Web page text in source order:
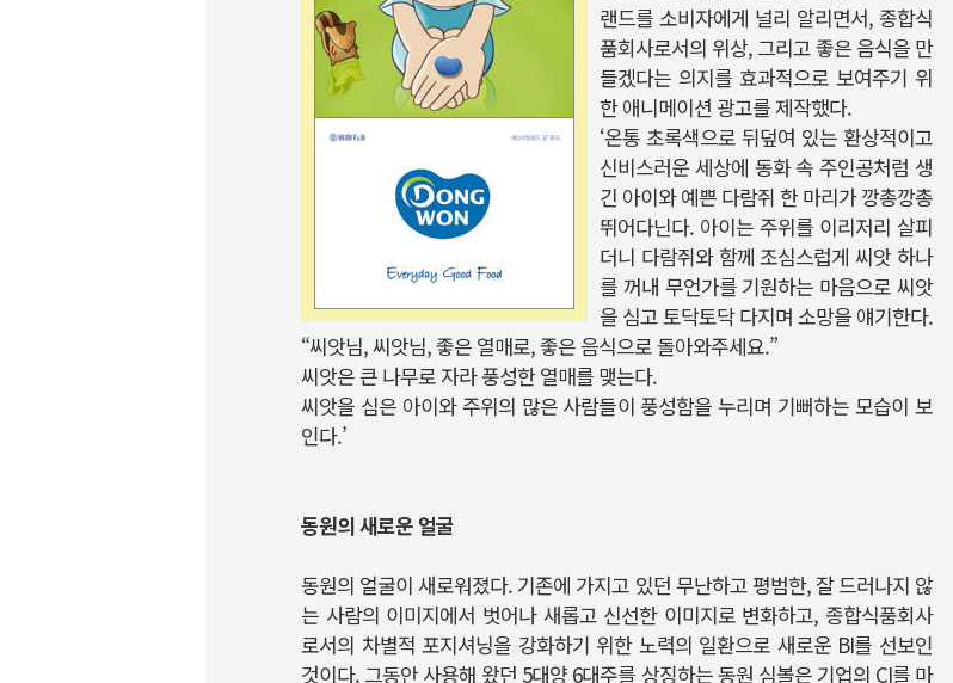
랜드를 소비자에게 널리 알리면서, 종합식
품회사로서의 위상, 그리고 좋은 음식을 만
들겠다는 의지를 효과적으로 보여주기 위
한 애니메이션 광고를 제작했다.
‘온통 초록색으로 뒤덮여 있는 환상적이고
신비스러운 세상에 동화 속 주인공처럼 생
긴 아이와 예쁜 다람쥐 한 마리가 깡총깡총
뛰어다닌다. 아이는 주위를 이리저리 살피
더니 다람쥐와 함께 조심스럽게 씨앗 하나
를 꺼내 무언가를 기원하는 마음으로 씨앗
을 심고 토닥토닥 다지며 소망을 얘기한다.
“씨앗님, 씨앗님, 좋은 열매로, 좋은 음식으로 돌아와주세요.”
씨앗은 큰 나무로 자라 풍성한 열매를 맺는다.
씨앗을 심은 아이와 주위의 많은 사람들이 풍성함을 누리며 기뻐하는 모습이 보
인다.’
동원의 새로운 얼굴
동원의 얼굴이 새로워졌다. 기존에 가지고 있던 무난하고 평범한, 잘 드러나지 않
는 사람의 이미지에서 벗어나 새롭고 신선한 이미지로 변화하고, 종합식품회사
로서의 차별적 포지셔닝을 강화하기 위한 노력의 일환으로 새로운 BI를 선보인
것이다. 그동안 사용해 왔던 5대양 6대주를 상징하는 동원 심볼은 기업의 CI를 마